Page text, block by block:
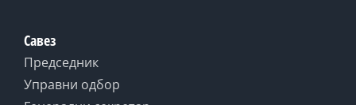
Савез
Председник
Управни одбор